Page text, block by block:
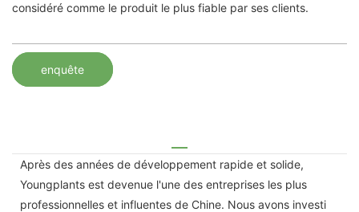
considéré comme le produit le plus fiable par ses clients.
enquête
Après des années de développement rapide et solide,
Youngplants est devenue l'une des entreprises les plus
professionnelles et influentes de Chine. Nous avons investi